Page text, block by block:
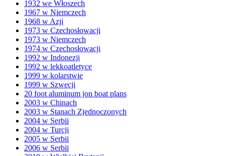
1932 we Włoszech
1967 w Niemczech
1968 w Azji
1973 w Czechosłowacji
1973 w Niemczech
1974 w Czechosłowacji
1992 w Indonezji
1992 w lekkoatletyce
1999 w kolarstwie
1999 w Szwecji
20 foot aluminum jon boat plans
2003 w Chinach
2003 w Stanach Zjednoczonych
2004 w Serbii
2004 w Turcji
2005 w Serbii
2006 w Serbii